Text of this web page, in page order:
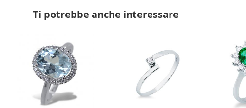
Ti potrebbe anche interessare